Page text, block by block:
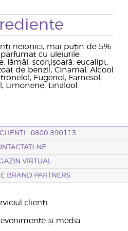
neionici, mai puțin de 5%
cu uleiurile
lămâi, scorțișoară, eucalipt.
de benzil, Cinamal, Alcool
Eugenol, Farnesol,
Limonene, Linalool.
: 0800 890113
NE
VIRTUAL
BRAND PARTNERS
clienți
și media